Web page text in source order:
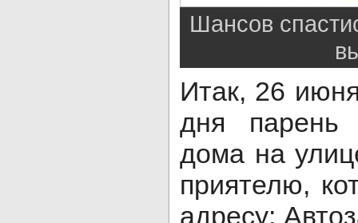
Шансов
Итак, 26
дня парень
дома на
приятелю,
адресу: